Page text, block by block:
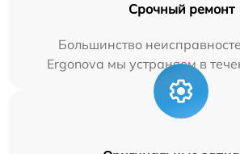
Срочный ремонт
Большинство
Ergonova мы устраняем в